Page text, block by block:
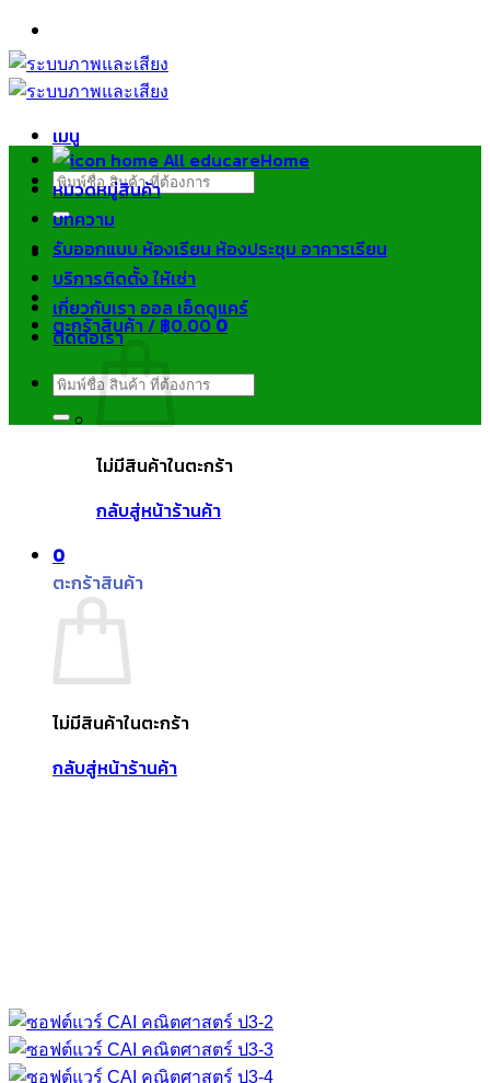
ข้าม
ไป
ยัง
เมนู
ค้นหา:
ตะกร้าสินค้า /฿0.000
ไม่มีสินค้าในตะกร้า
กลับสู่หน้าร้านค้า
0
ตะกร้าสินค้า
ไม่มีสินค้าในตะกร้า
กลับสู่หน้าร้านค้า
Home
หมวดหมู่สินค้า
บทความ
รับออกแบบ ห้องเรียน ห้องประชุม อาคารเรียน
บริการติดตั้ง ให้เช่า
เกี่ยวกับเรา ออล เอ็ดดูแคร์
ติดต่อเรา
ค้นหา: